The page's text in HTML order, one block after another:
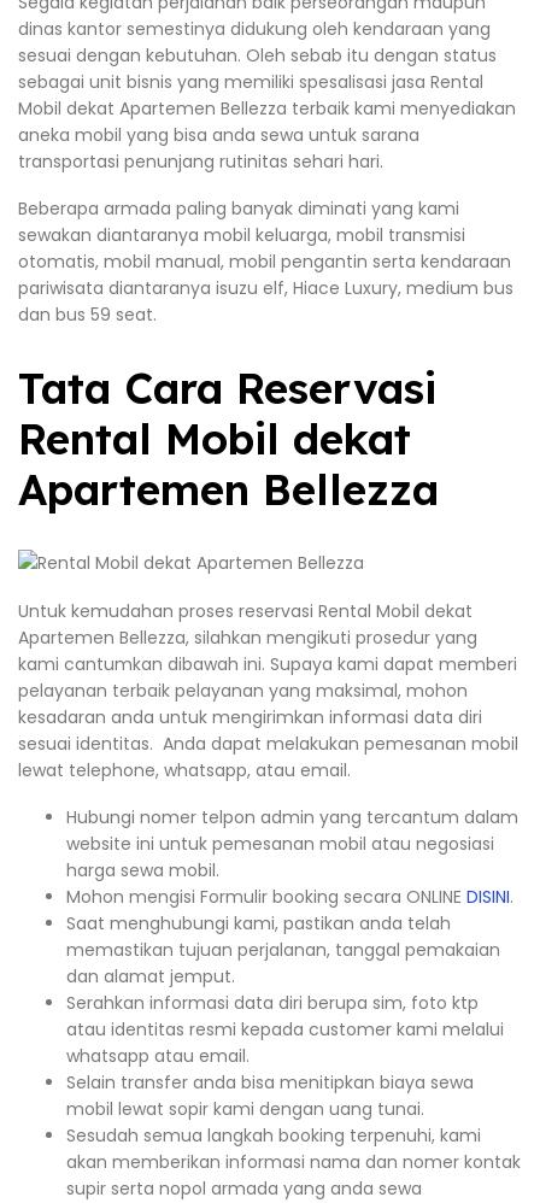
dinas kantor semestinya didukung oleh kendaraan yang
sesuai dengan kebutuhan. Oleh sebab itu dengan status
sebagai unit bisnis yang memiliki spesalisasi jasa Rental
Mobil dekat Apartemen Bellezza terbaik kami menyediakan
aneka mobil yang bisa anda sewa untuk sarana
transportasi penunjang rutinitas sehari hari.
Beberapa armada paling banyak diminati yang kami
sewakan diantaranya mobil keluarga, mobil transmisi
otomatis, mobil manual, mobil pengantin serta kendaraan
pariwisata diantaranya isuzu elf, Hiace Luxury, medium bus
dan bus 59 seat.
Tata Cara Reservasi
Rental Mobil dekat
Apartemen Bellezza
Untuk kemudahan proses reservasi Rental Mobil dekat
Apartemen Bellezza, silahkan mengikuti prosedur yang
kami cantumkan dibawah ini. Supaya kami dapat memberi
pelayanan terbaik pelayanan yang maksimal, mohon
kesadaran anda untuk mengirimkan informasi data diri
sesuai identitas. Anda dapat melakukan pemesanan mobil
lewat telephone, whatsapp, atau email.
Hubungi nomer telpon admin yang tercantum dalam
website ini untuk pemesanan mobil atau negosiasi
harga sewa mobil.
Mohon mengisi Formulir booking secara ONLINE DISINI.
Saat menghubungi kami, pastikan anda telah
memastikan tujuan perjalanan, tanggal pemakaian
dan alamat jemput.
Serahkan informasi data diri berupa sim, foto ktp
atau identitas resmi kepada customer kami melalui
whatsapp atau email.
Selain transfer anda bisa menitipkan biaya sewa
mobil lewat sopir kami dengan uang tunai.
Sesudah semua langkah booking terpenuhi, kami
akan memberikan informasi nama dan nomer kontak
supir serta nopol armada yang anda sewa